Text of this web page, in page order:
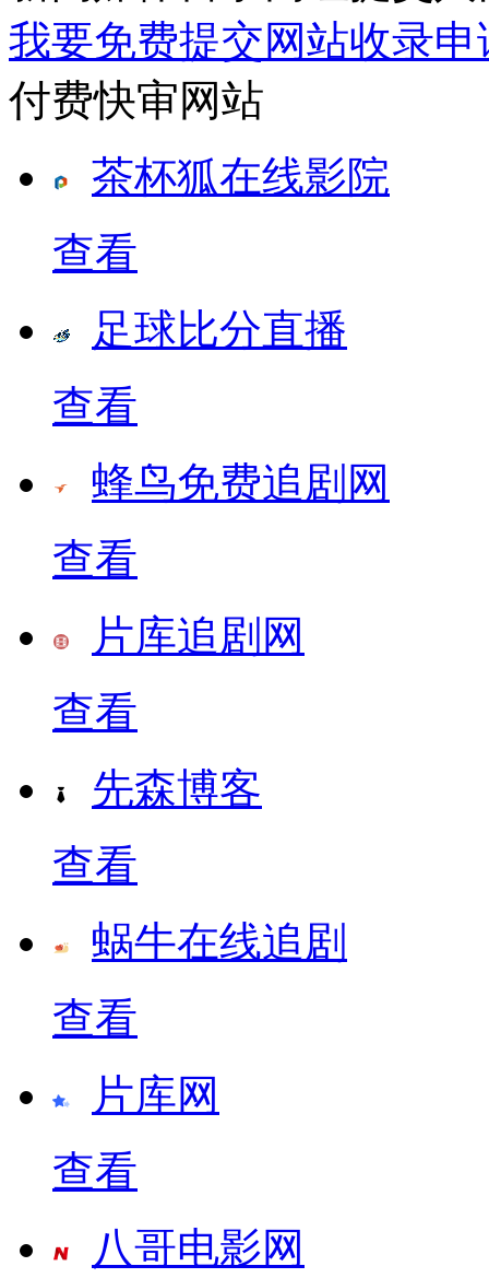
我要免费提交网站收录申
付费快审网站
茶杯狐在线影院
查看
足球比分直播
查看
蜂鸟免费追剧网
查看
片库追剧网
查看
先森博客
查看
蜗牛在线追剧
查看
片库网
查看
八哥电影网